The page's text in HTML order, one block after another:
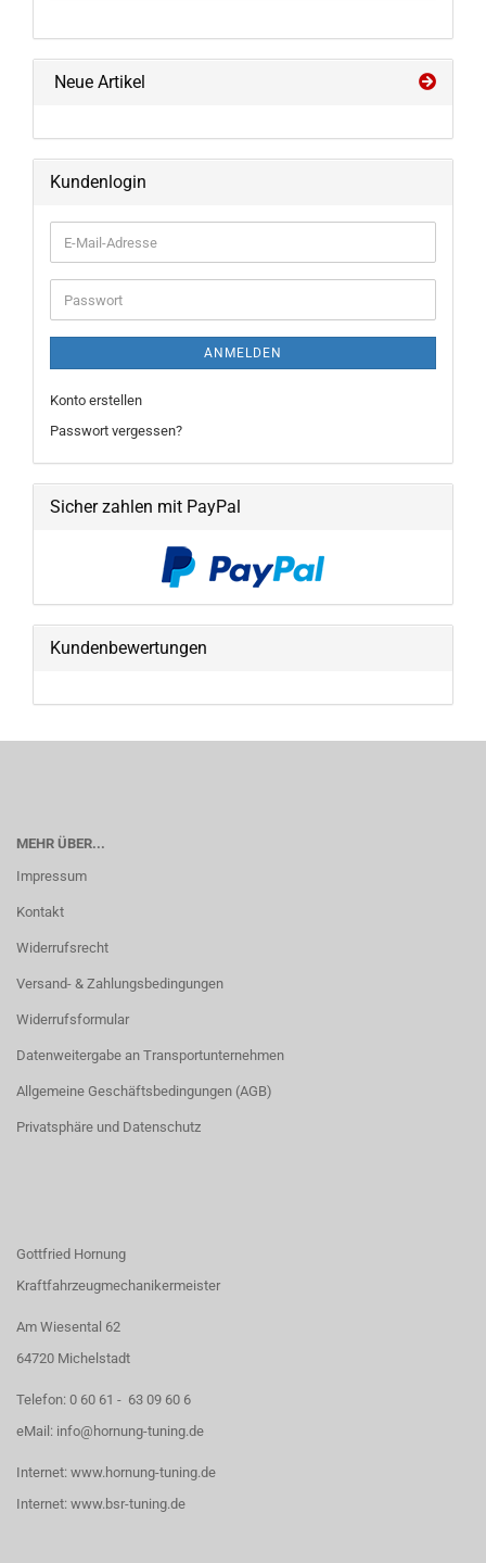
Neue Artikel
Kundenlogin
E-
Mail-
Adresse
Passwort
ANMELDEN
Konto erstellen
Passwort vergessen?
Sicher zahlen mit PayPal
Kundenbewertungen
MEHR ÜBER...
Impressum
Kontakt
Widerrufsrecht
Versand- & Zahlungsbedingungen
Widerrufsformular
Datenweitergabe an Transportunternehmen
Allgemeine Geschäftsbedingungen (AGB)
Privatsphäre und Datenschutz
Gottfried Hornung
Kraftfahrzeugmechanikermeister
Am Wiesental 62
64720 Michelstadt
Telefon: 0 60 61 - 63 09 60 6
eMail: info@hornung-tuning.de
Internet: www.hornung-tuning.de
Internet: www.bsr-tuning.de